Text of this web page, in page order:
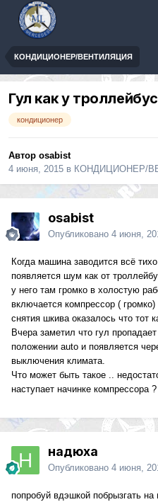
КОНДИЦИОНЕР/ВЕНТИЛЯЦИЯ
Гул как у
кондиционер
Автор osabist
4 июня, 2015 в КОНДИЦИОНЕР/
osabist
Опубликовано 4 июня,
Когда машина заводится всё
появляется шум как от
у него там громко в холостую
включается компрессор (
снятия шкива оказалось что тот
Вчера заметил что гул
положении auto и появляется
выключения климата.
Что может быть такое ..
наступает начинке компрессора ?
надюха
Опубликовано 4 июня,
попробуй вдэшкой побрызгать